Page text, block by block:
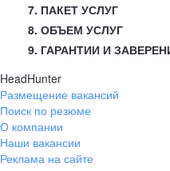
7. ПАКЕТ УСЛУГ
8. ОБЪЕМ УСЛУГ
9. ГАРАНТИИ И
HeadHunter
Размещение вакансий
Поиск по резюме
О компании
Наши вакансии
Реклама на сайте